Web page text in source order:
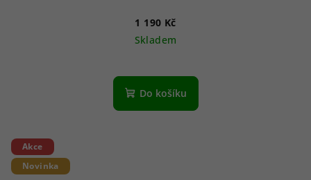
1 190 Kč
Skladem
Do košíku
Akce
Novinka